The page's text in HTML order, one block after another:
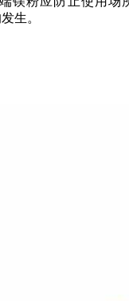
生。